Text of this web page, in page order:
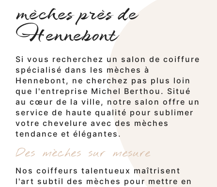
mèches près de
Hennebont
Si vous recherchez un salon de coiffure
spécialisé dans les mèches à
Hennebont, ne cherchez pas plus loin
que l'entreprise Michel Berthou. Situé
au cœur de la ville, notre salon offre un
service de haute qualité pour sublimer
votre chevelure avec des mèches
tendance et élégantes.
Des mèches sur mesure
Nos coiffeurs talentueux maîtrisent
l'art subtil des mèches pour mettre en